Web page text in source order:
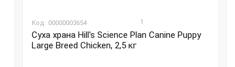
Код: 00000003654 1
Суха храна Hill's Science Plan Canine Puppy
Large Breed Chicken, 2,5 кг